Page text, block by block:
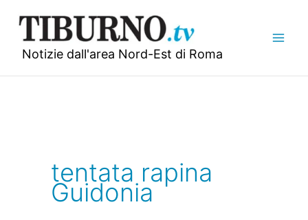
contenuto
Notizie dall'area Nord-Est di Roma
tentata rapina
Guidonia